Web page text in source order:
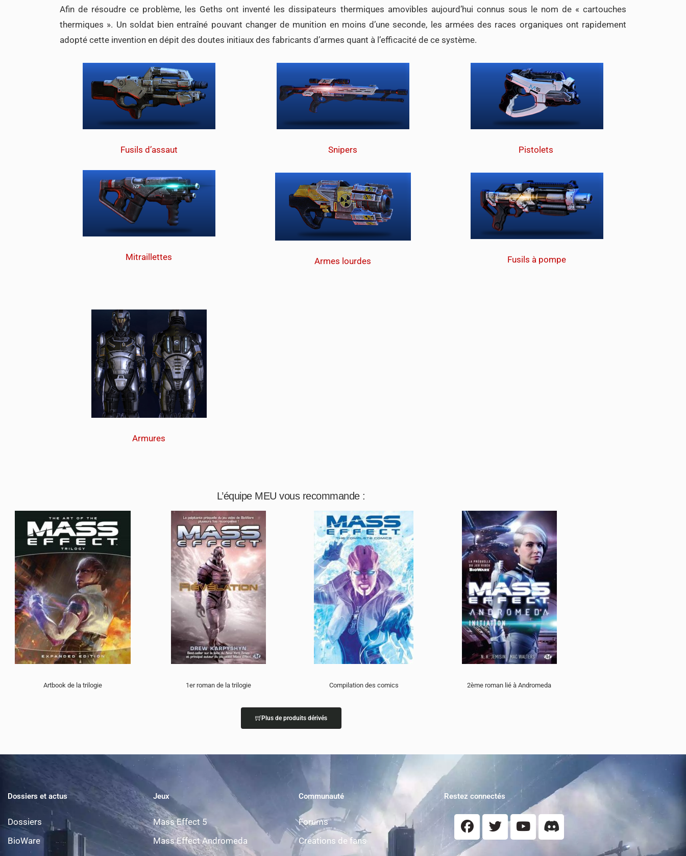
Afin de résoudre ce problème, les Geths ont inventé les dissipateurs thermiques amovibles aujourd’hui connus sous le nom de « cartouches
thermiques ». Un soldat bien entraîné pouvant changer de munition en moins d’une seconde, les armées des races organiques ont rapidement
adopté cette invention en dépit des doutes initiaux des fabricants d’armes quant à l’efficacité de ce système.
Fusils d’assaut Snipers Pistolets
Mitraillettes Armes lourdes Fusils à pompe
Armures
L’équipe MEU vous recommande :
Artbook de la trilogie 1er roman de la trilogie Compilation des comics 2ème roman lié à Andromeda
Plus de produits dérivés
Dossiers et actus
Dossiers
BioWare
Jeux
Mass Effect 5
Mass Effect Andromeda
Communauté
Forums
Créations de fans
Restez connectés